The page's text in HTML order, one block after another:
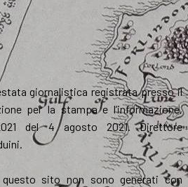
giornalistica registrata presso il
per la stampa e l’informazione,
del 4 agosto 2021. Direttore
sito non sono generati con